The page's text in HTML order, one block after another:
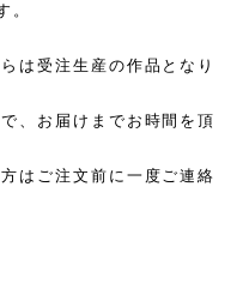
。
は受注生産の作品となり
、お届けまでお時間を頂
はご注文前に一度ご連絡